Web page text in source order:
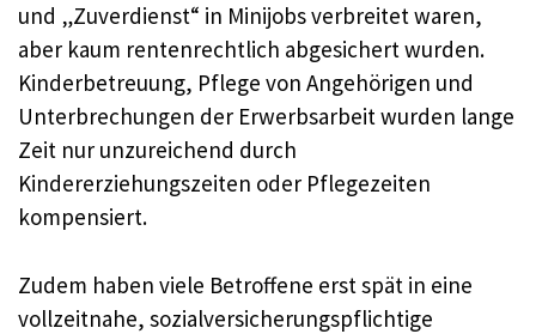
und „Zuverdienst“ in Minijobs verbreitet waren,
aber kaum rentenrechtlich abgesichert wurden.
Kinderbetreuung, Pflege von Angehörigen und
Unterbrechungen der Erwerbsarbeit wurden lange
Zeit nur unzureichend durch
Kindererziehungszeiten oder Pflegezeiten
kompensiert.
Zudem haben viele Betroffene erst spät in eine
vollzeitnahe, sozialversicherungspflichtige